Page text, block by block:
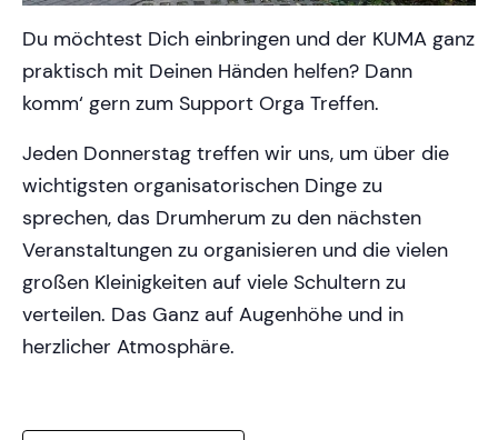
Du möchtest Dich einbringen und der KUMA ganz
praktisch mit Deinen Händen helfen? Dann
komm‘ gern zum Support Orga Treffen.
Jeden Donnerstag treffen wir uns, um über die
wichtigsten organisatorischen Dinge zu
sprechen, das Drumherum zu den nächsten
Veranstaltungen zu organisieren und die vielen
großen Kleinigkeiten auf viele Schultern zu
verteilen. Das Ganz auf Augenhöhe und in
herzlicher Atmosphäre.